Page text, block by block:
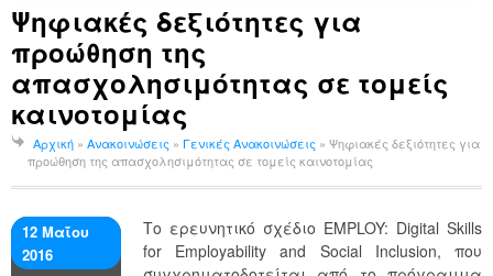
Ψηφιακές δεξιότητες για
προώθηση της
απασχολησιμότητας σε τομείς
καινοτομίας
Αρχική » Ανακοινώσεις » Γενικές Ανακοινώσεις » Ψηφιακές δεξιότητες για
προώθηση της απασχολησιμότητας σε τομείς καινοτομίας
12 Μαΐου
2016
Το ερευνητικό σχέδιο EMPLOY: Digital Skills
for Employability and Social Inclusion, που